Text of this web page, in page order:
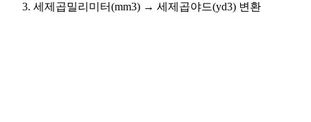
세제곱밀리미터(mm3) → 세제곱야드(yd3) 변환